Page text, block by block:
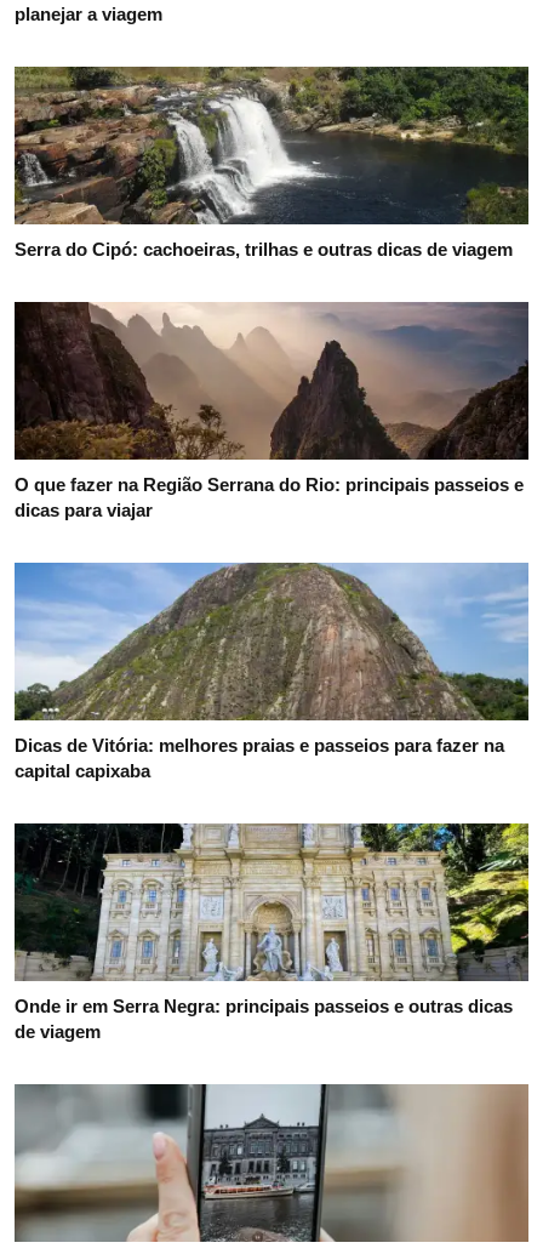
planejar a viagem
Serra do Cipó: cachoeiras, trilhas e outras dicas de viagem
O que fazer na Região Serrana do Rio: principais passeios e
dicas para viajar
Dicas de Vitória: melhores praias e passeios para fazer na
capital capixaba
Onde ir em Serra Negra: principais passeios e outras dicas
de viagem